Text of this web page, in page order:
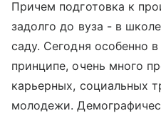
Причем подготовка к
задолго до вуза - в
саду. Сегодня особенно
принципе, очень много
карьерных, социальных
молодежи.